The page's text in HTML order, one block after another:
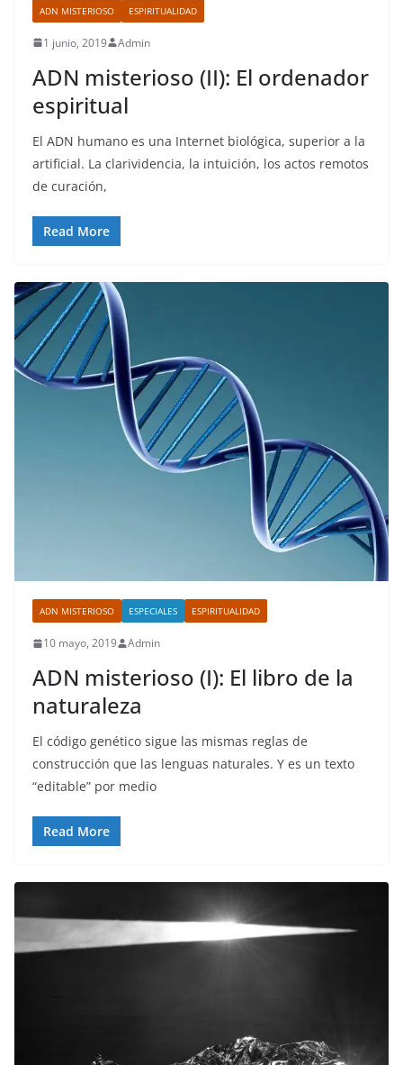
ADN MISTERIOSO ESPIRITUALIDAD
1 junio, 2019 Admin
ADN misterioso (II): El ordenador
espiritual
El ADN humano es una Internet biológica, superior a la
artificial. La clarividencia, la intuición, los actos remotos
de curación,
Read More
ADN MISTERIOSO ESPECIALES ESPIRITUALIDAD
10 mayo, 2019 Admin
ADN misterioso (I): El libro de la
naturaleza
El código genético sigue las mismas reglas de
construcción que las lenguas naturales. Y es un texto
“editable” por medio
Read More